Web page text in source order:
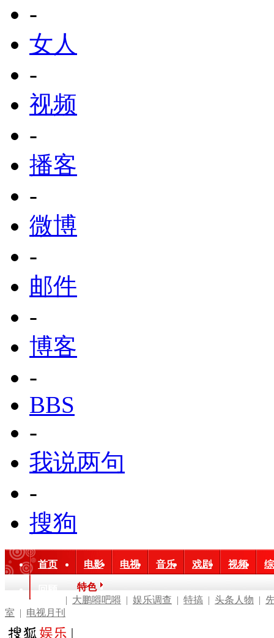
-
女人
-
视频
-
播客
-
微博
-
邮件
-
博客
-
BBS
-
我说两句
-
搜狗
首页 电影 电视 音乐 戏剧 视频
特色
| 大鹏嘚吧嘚 | 娱乐调查 | 特搞 | 头条人物 |
室 | 电视月刊